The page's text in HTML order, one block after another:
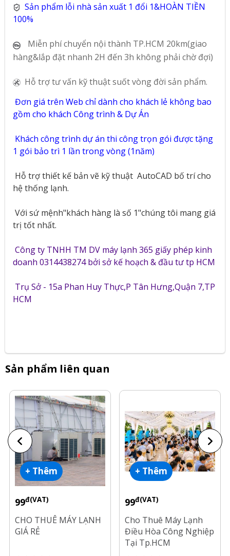
Sản phẩm lỗi nhà sản xuất 1 đổi 1&HOÀN TIỀN
100%
Miễn phí chuyển nội thành TP.HCM 20km(giao
hàng&lắp đặt nhanh 2H đến 3h không phải chờ đợi)
Hỗ trợ tư vấn kỹ thuật suốt vòng đời sản phẩm.
Đơn giá trên Web chỉ dành cho khách lẻ không bao
gồm cho khách Công trình & Dự Án
Khách công trình dự án thi công trọn gói được tặng
1 gói bảo trì 1 lần trong vòng (1năm)
Hỗ trợ thiết kế bản vẽ kỹ thuật AutoCAD bố trí cho
hệ thống lạnh.
Với sứ mệnh"khách hàng là số 1"chúng tôi mang giá
trị tốt nhất.
Công ty TNHH TM DV máy lạnh 365 giấy phép kinh
doanh 0314438274 bởi sở kế hoạch & đầu tư tp HCM
Trụ Sở - 15a Phan Huy Thực,P Tân Hưng,Quận 7,TP
HCM
Sản phẩm liên quan
+ Thêm
99đ(VAT)
CHO THUÊ MÁY LẠNH
GIÁ RẺ
+ Thêm
99đ(VAT)
Cho Thuê Máy Lạnh
Điều Hòa Công Nghiệp
Tại Tp.HCM